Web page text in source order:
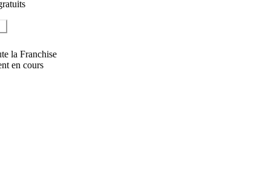
la Franchise
en cours